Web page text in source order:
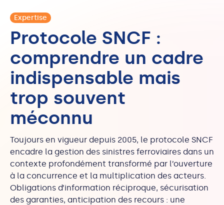
Expertise
Protocole SNCF :
comprendre un cadre
indispensable mais
trop souvent
méconnu
Toujours en vigueur depuis 2005, le protocole SNCF
encadre la gestion des sinistres ferroviaires dans un
contexte profondément transformé par l’ouverture
à la concurrence et la multiplication des acteurs.
Obligations d’information réciproque, sécurisation
des garanties, anticipation des recours : une